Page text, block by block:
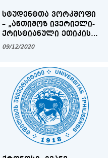
ᲡᲢᲣᲓᲔᲜᲢᲗᲐ ᲕᲝᲠᲙᲨᲝᲤᲘ
– „ᲐᲜᲗᲘᲛᲝᲖ ᲘᲕᲔᲠᲘᲔᲚᲘ-
ᲥᲠᲘᲡᲢᲘᲐᲜᲣᲚᲘ ᲔᲗᲘᲙᲘᲡ
ᲡᲐᲑᲐᲖᲘᲡᲝ ᲙᲝᲜᲪᲔᲞᲢᲔᲑᲘ“
09/12/2020